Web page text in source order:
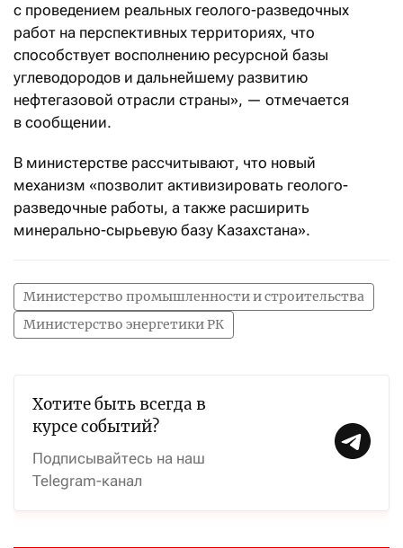
с проведением реальных геолого-разведочных
работ на перспективных территориях, что
способствует восполнению ресурсной базы
углеводородов и дальнейшему развитию
нефтегазовой отрасли страны», — отмечается
в сообщении.
В министерстве рассчитывают, что новый
механизм «позволит активизировать геолого-
разведочные работы, а также расширить
минерально-сырьевую базу Казахстана».
Министерство промышленности и строительства
Министерство энергетики РК
Хотите быть всегда в
курсе событий?
Подписывайтесь на наш
Telegram-канал